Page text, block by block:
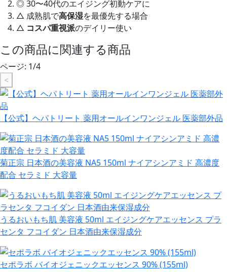
◎ 30〜40代のエイジング初動ケアに
△ 成熟肌で高保湿を最優先する場合
△ コスパ重視派のデイリー使い
この商品に関連する商品
ページ: 1/4
<
【公式】ヘパトリート 薬用オールインワンジェル 医薬部外品
菊正宗 日本酒の美容液 NA5 150ml ナイアシンアミド 高濃度
配合 セラミド 大容量
うるおいもち肌 美容液 50ml エイジングケアエッセンス プラ
センタ フコイダン 日本酒由来保湿成分
セポラボ バイオジェニックエッセンス 90% (155ml)